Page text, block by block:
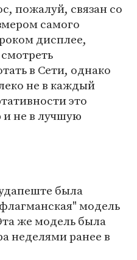
пожалуй, связан со
самого
дисплее,
в Сети, однако
не в каждый
это
не в лучшую
была
модель
же модель была
неделями ранее в